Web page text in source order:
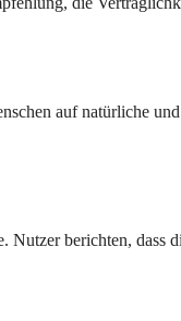
auf natürliche
berichten, dass